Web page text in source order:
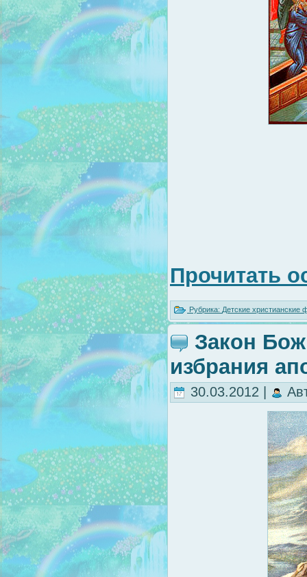
Прочитать
Рубрика: Детские христианские
Закон
избрания
30.03.2012 |